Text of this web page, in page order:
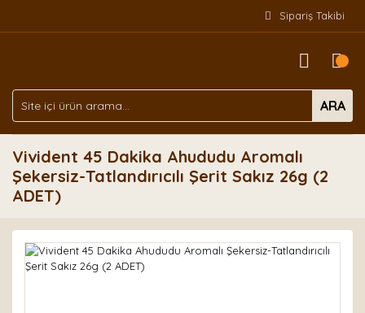
Sipariş Takibi
ARA
Vivident 45 Dakika Ahududu Aromalı
Şekersiz-Tatlandırıcılı Şerit Sakız 26g (2
ADET)